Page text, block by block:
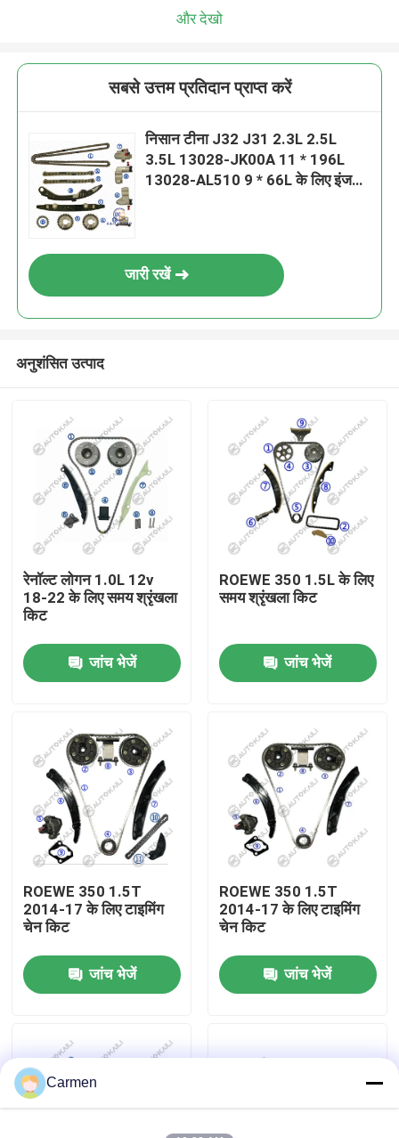
घर
उत्पाद
विडियो
हमारे बारे में
कारखाने का दौरा
गुणवत्ता नियंत्रण
हमसे संपर्क करें
बोली मांगें
और देखो
सबसे उत्तम प्रतिदान प्राप्त करें
निसान टीना J32 J31 2.3L 2.5L
3.5L 13028-JK00A 11 * 196L
13028-AL510 9 * 66L के लिए इंजन
जारी रखें
अनुशंसित उत्पाद
रेनॉल्ट लोगन 1.0L 12v
18-22 के लिए समय श्रृंखला
किट
जांच भेजें
ROEWE 350 1.5L के लिए
समय श्रृंखला किट
जांच भेजें
ROEWE 350 1.5T
2014-17 के लिए टाइमिंग
चेन किट
जांच भेजें
ROEWE 350 1.5T
2014-17 के लिए टाइमिंग
चेन किट
जांच भेजें
Carmen